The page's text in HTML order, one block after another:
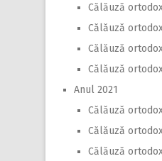
Călăuză
Călăuză
Călăuză
Călăuză
Anul 2021
Călăuză
Călăuză
Călăuză